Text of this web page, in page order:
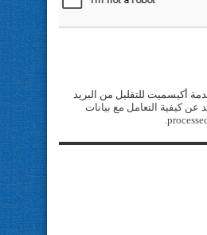
أكيسميت للتقليل من البريد
عن كيفية التعامل مع بيانات